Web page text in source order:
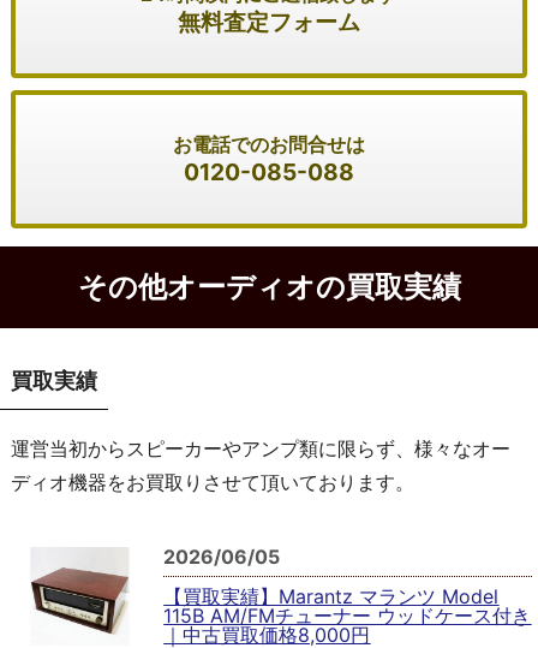
無料査定フォーム
お電話でのお問合せは
0120-085-088
その他オーディオの買取実績
買取実績
運営当初からスピーカーやアンプ類に限らず、様々なオー
ディオ機器をお買取りさせて頂いております。
2026/06/05
【買取実績】Marantz マランツ Model
115B AM/FMチューナー ウッドケース付き
｜中古買取価格8,000円